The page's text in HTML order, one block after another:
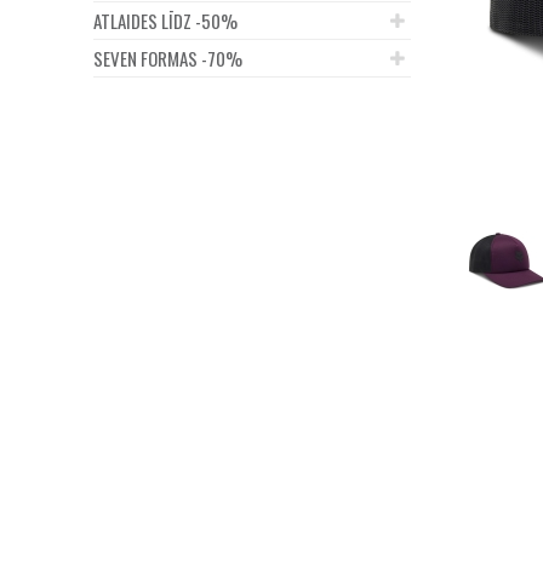
ATLAIDES LĪDZ -50%
SEVEN FORMAS -70%